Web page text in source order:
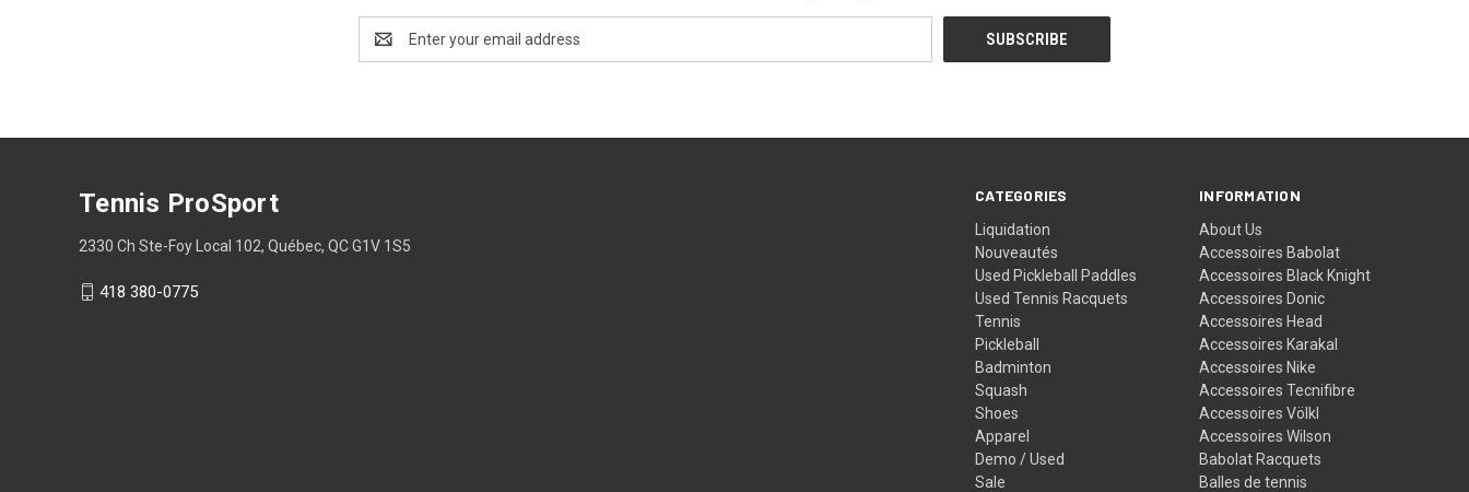
Address
CATEGORIES
Liquidation
Nouveautés
Used Pickleball Paddles
Used Tennis Racquets
Tennis
Pickleball
Badminton
Squash
Shoes
Apparel
Demo / Used
Sale
INFORMATION
About Us
Accessoires Babolat
Accessoires Black Knight
Accessoires Donic
Accessoires Head
Accessoires Karakal
Accessoires Nike
Accessoires Tecnifibre
Accessoires Völkl
Accessoires Wilson
Babolat Racquets
Balles de tennis
Tennis ProSport
2330 Ch Ste-Foy Local 102, Québec, QC G1V 1S5
418 380-0775